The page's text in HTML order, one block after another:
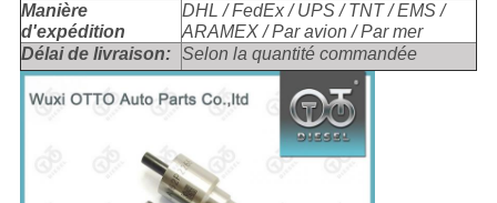
Manière
d'expédition
DHL / FedEx / UPS / TNT / EMS /
ARAMEX / Par avion / Par mer
Délai de livraison: Selon la quantité commandée